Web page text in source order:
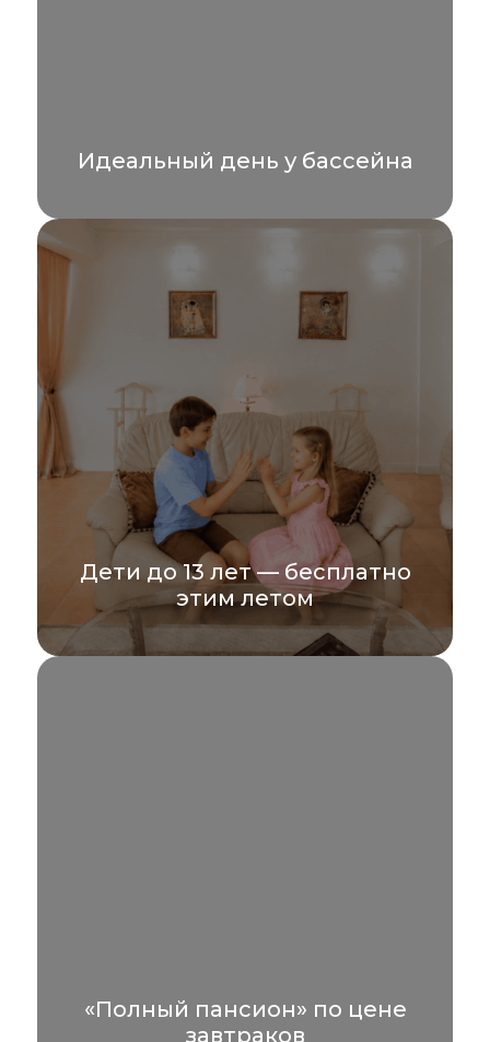
Идеальный день у бассейна
комфортом! Приглашаем гостей, не
проживающих в отеле, воспользоваться
УЗНАТЬ БОЛЬШЕ
Дети до 13 лет — бесплатно
этим летом
Планируете отпуск всей семьёй? Этим
летом мы дарим приятный бонус: дети до
«Полный пансион» по цене
завтраков